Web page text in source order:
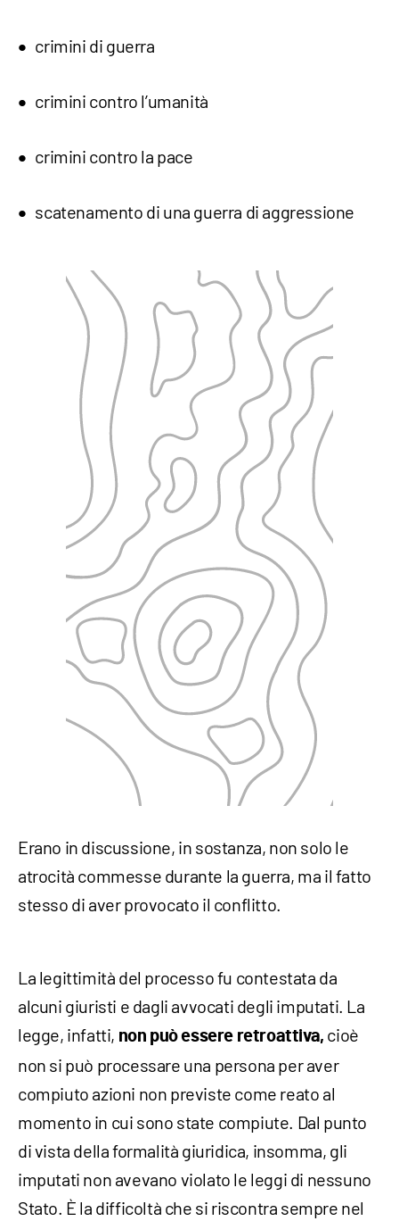
crimini di guerra
crimini contro l’umanità
crimini contro la pace
scatenamento di una guerra di aggressione
Erano in discussione, in sostanza, non solo le
atrocità commesse durante la guerra, ma il fatto
stesso di aver provocato il conflitto.
La legittimità del processo fu contestata da
alcuni giuristi e dagli avvocati degli imputati. La
legge, infatti, non può essere retroattiva, cioè
non si può processare una persona per aver
compiuto azioni non previste come reato al
momento in cui sono state compiute. Dal punto
di vista della formalità giuridica, insomma, gli
imputati non avevano violato le leggi di nessuno
Stato. È la difficoltà che si riscontra sempre nel